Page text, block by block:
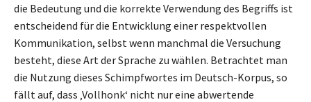
die Bedeutung und die korrekte Verwendung des Begriffs ist
entscheidend für die Entwicklung einer respektvollen
Kommunikation, selbst wenn manchmal die Versuchung
besteht, diese Art der Sprache zu wählen. Betrachtet man
die Nutzung dieses Schimpfwortes im Deutsch-Korpus, so
fällt auf, dass ‚Vollhonk‘ nicht nur eine abwertende